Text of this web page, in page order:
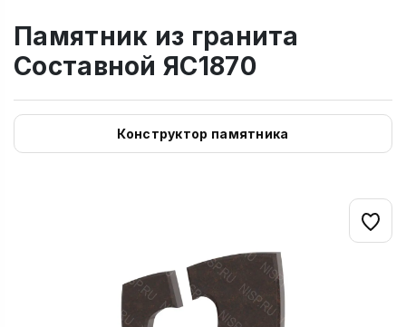
Памятник из гранита
Составной ЯС1870
Конструктор памятника